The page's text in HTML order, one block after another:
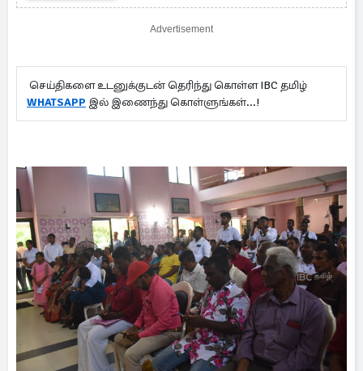
Advertisement
செய்திகளை உடனுக்குடன் தெரிந்து கொள்ள IBC தமிழ்
WHATSAPP இல் இணைந்து கொள்ளுங்கள்...!